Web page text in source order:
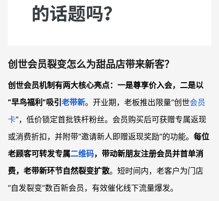
创世会员裂变怎么为甜品店带来新客？
创世会员机制有两大核心亮点：一是尊享价入会，二是以
“早鸟福利”吸引 老带新。开业期，老板推出限量“创世会员
卡”，低价锁定首批铁杆粉丝。会员购买后可获赠专属返现
或消费折扣，并附带“邀请新人即赠返现奖励”的功能。 每位
老顾客可转发专属二维码，带动新朋友注册会员并首单消
费，老带新环节自然裂变扩散。短时间内，老客户为门店
“自发裂变”数百新会员，有效催化线下流量爆发。